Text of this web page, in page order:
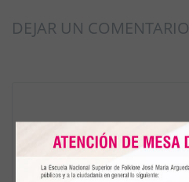
DEJAR UN COMENTARIO